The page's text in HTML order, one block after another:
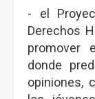
- el
Derechos
promover
donde
opiniones,